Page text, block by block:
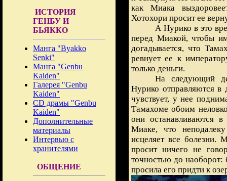
ИСТОРИЯ
ГЕНБУ И
БЬЯККО
Манга "Byakko
Senki"
Манга "Genbu
Kaiden"
Галерея "Genbu
Kaiden"
CD драмы "Genbu
Kaiden"
Дополнительные
материалы
Интервью с
хранителями
ОБЩЕНИЕ
как Миака
Хотохори просит ее
А Нурико в это
перед Миакой, чтобы
догадывается, что
ревнует ее к
только деньги.
На следующий
Нурико отправляются
чувствует, у нее
Тамахоме обоим
они останавливаются
Миаке, что
исцеляет все болезни.
просит ничего не
точностью до наоборот:
просила его придти к